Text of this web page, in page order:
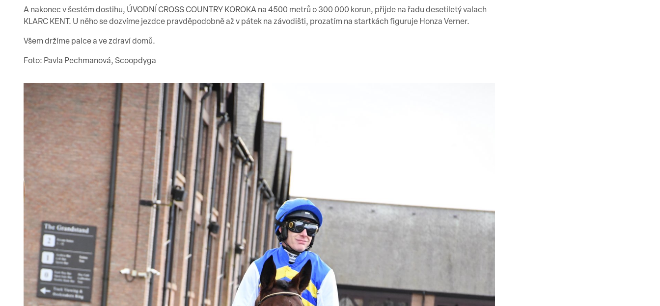
A nakonec v šestém dostihu, ÚVODNÍ CROSS COUNTRY KOROKA na 4500 metrů o 300 000 korun, přijde na řadu desetiletý valach
KLARC KENT. U něho se dozvíme jezdce pravděpodobně až v pátek na závodišti, prozatím na startkách figuruje Honza Verner.
Všem držíme palce a ve zdraví domů.
Foto: Pavla Pechmanová, Scoopdyga